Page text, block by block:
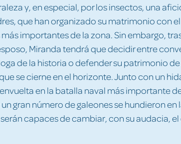
y, en especial, por los insectos, una
que han organizado su matrimonio con
importantes de la zona. Sin embargo,
Miranda tendrá que decidir entre
de la historia o defender su patrimonio
se cierne en el horizonte. Junto con un
en la batalla naval más importante
gran número de galeones se hundieron en
capaces de cambiar, con su audacia,